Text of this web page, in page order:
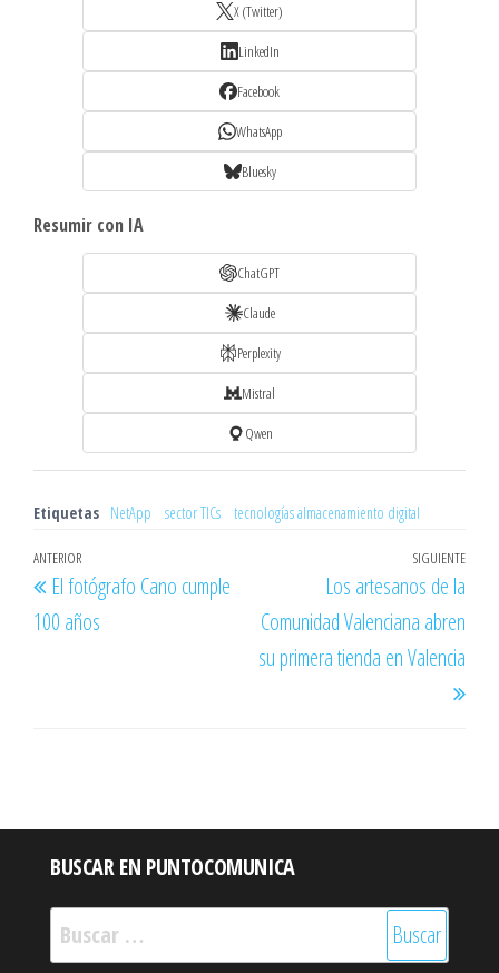
X (Twitter)
LinkedIn
Facebook
WhatsApp
Bluesky
Resumir con IA
ChatGPT
Claude
Perplexity
Mistral
Qwen
Etiquetas NetApp sector TICs tecnologías almacenamiento digital
Navegación
de
entradas
Entrada
anterior
ANTERIOR
El fotógrafo Cano cumple
100 años
SIGUIENTE
Los artesanos de la
Comunidad Valenciana abren
su primera tienda en Valencia
BUSCAR EN PUNTOCOMUNICA
Buscar: